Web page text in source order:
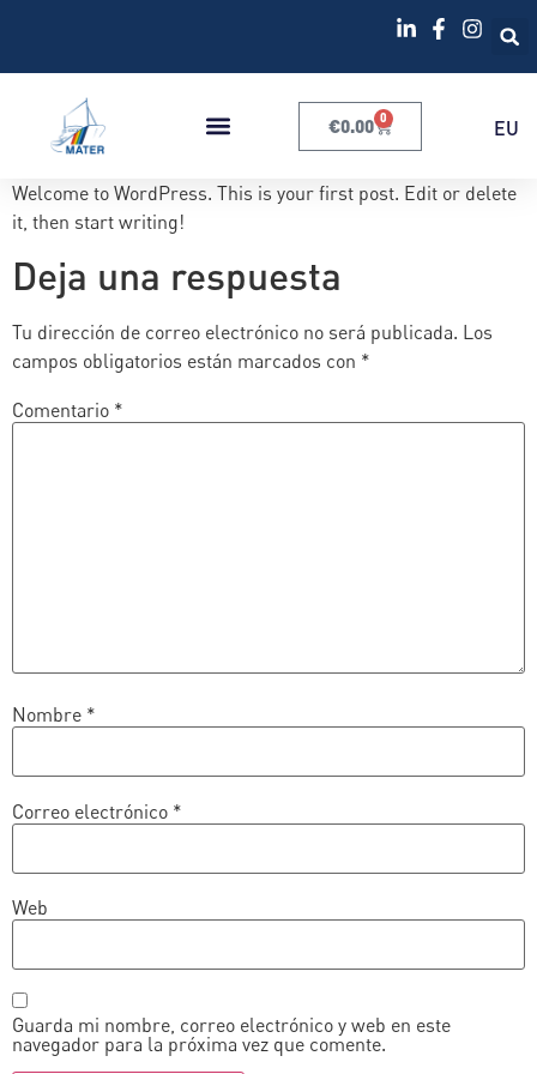
€0.00 0 EU
Welcome to WordPress. This is your first post. Edit or delete
it, then start writing!
Deja una respuesta
Tu dirección de correo electrónico no será publicada. Los
campos obligatorios están marcados con *
Comentario *
Nombre *
Correo electrónico *
Web
Guarda mi nombre, correo electrónico y web en este
navegador para la próxima vez que comente.